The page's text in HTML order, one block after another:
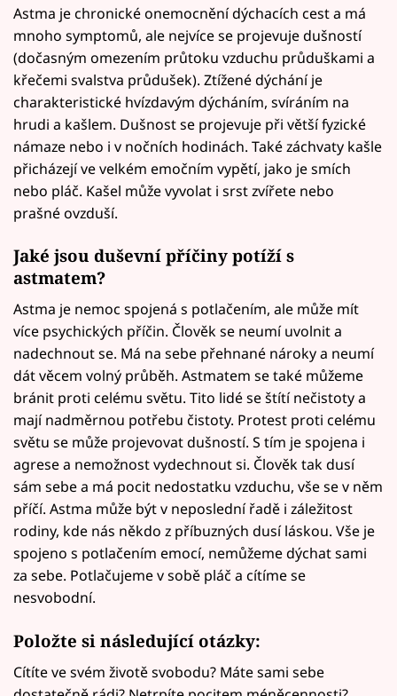
Astma je chronické onemocnění dýchacích cest a má
mnoho symptomů, ale nejvíce se projevuje dušností
(dočasným omezením průtoku vzduchu průduškami a
křečemi svalstva průdušek). Ztížené dýchání je
charakteristické hvízdavým dýcháním, svíráním na
hrudi a kašlem. Dušnost se projevuje při větší fyzické
námaze nebo i v nočních hodinách. Také záchvaty kašle
přicházejí ve velkém emočním vypětí, jako je smích
nebo pláč. Kašel může vyvolat i srst zvířete nebo
prašné ovzduší.
Jaké jsou duševní příčiny potíží s
astmatem?
Astma je nemoc spojená s potlačením, ale může mít
více psychických příčin. Člověk se neumí uvolnit a
nadechnout se. Má na sebe přehnané nároky a neumí
dát věcem volný průběh. Astmatem se také můžeme
bránit proti celému světu. Tito lidé se štítí nečistoty a
mají nadměrnou potřebu čistoty. Protest proti celému
světu se může projevovat dušností. S tím je spojena i
agrese a nemožnost vydechnout si. Člověk tak dusí
sám sebe a má pocit nedostatku vzduchu, vše se v něm
příčí. Astma může být v neposlední řadě i záležitost
rodiny, kde nás někdo z příbuzných dusí láskou. Vše je
spojeno s potlačením emocí, nemůžeme dýchat sami
za sebe. Potlačujeme v sobě pláč a cítíme se
nesvobodní.
Položte si následující otázky:
Cítíte ve svém životě svobodu? Máte sami sebe